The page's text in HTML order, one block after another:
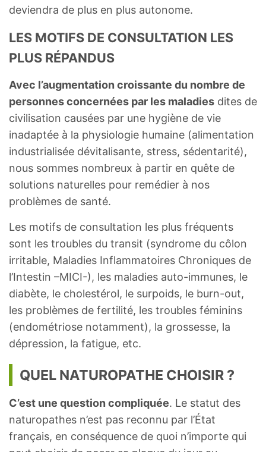
deviendra de plus en plus autonome.
LES MOTIFS DE CONSULTATION LES
PLUS RÉPANDUS
Avec l’augmentation croissante du nombre de
personnes concernées par les maladies dites de
civilisation causées par une hygiène de vie
inadaptée à la physiologie humaine (alimentation
industrialisée dévitalisante, stress, sédentarité),
nous sommes nombreux à partir en quête de
solutions naturelles pour remédier à nos
problèmes de santé.
Les motifs de consultation les plus fréquents
sont les troubles du transit (syndrome du côlon
irritable, Maladies Inflammatoires Chroniques de
l’Intestin –MICI-), les maladies auto-immunes, le
diabète, le cholestérol, le surpoids, le burn-out,
les problèmes de fertilité, les troubles féminins
(endométriose notamment), la grossesse, la
dépression, la fatigue, etc.
QUEL NATUROPATHE CHOISIR ?
C’est une question compliquée. Le statut des
naturopathes n’est pas reconnu par l’État
français, en conséquence de quoi n’importe qui